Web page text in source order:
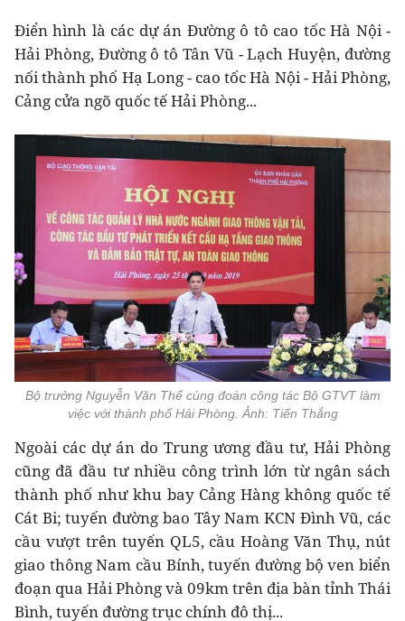
Điển hình là các dự án Đường ô tô cao tốc Hà Nội -
Hải Phòng, Đường ô tô Tân Vũ - Lạch Huyện, đường
nối thành phố Hạ Long - cao tốc Hà Nội - Hải Phòng,
Cảng cửa ngõ quốc tế Hải Phòng...
Bộ trưởng Nguyễn Văn Thể cùng đoàn công tác Bộ GTVT làm
việc với thành phố Hải Phòng. Ảnh: Tiến Thắng
Ngoài các dự án do Trung ương đầu tư, Hải Phòng
cũng đã đầu tư nhiều công trình lớn từ ngân sách
thành phố như khu bay Cảng Hàng không quốc tế
Cát Bi; tuyến đường bao Tây Nam KCN Đình Vũ, các
cầu vượt trên tuyến QL5, cầu Hoàng Văn Thụ, nút
giao thông Nam cầu Bính, tuyến đường bộ ven biển
đoạn qua Hải Phòng và 09km trên địa bàn tỉnh Thái
Bình, tuyến đường trục chính đô thị...